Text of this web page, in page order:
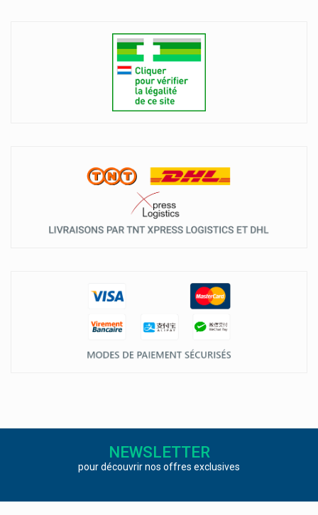
NEWSLETTER
pour découvrir nos offres exclusives